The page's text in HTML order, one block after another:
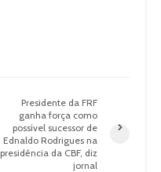
Presidente da FRF
ganha força como
possível sucessor de
Ednaldo Rodrigues na
presidência da CBF, diz
jornal